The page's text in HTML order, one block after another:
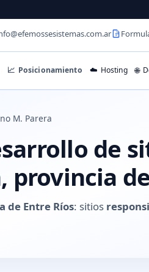
📈 Posicionamiento ☁️ Hosting 🌐
M. Parera
de
provincia
de Entre Ríos: sitios